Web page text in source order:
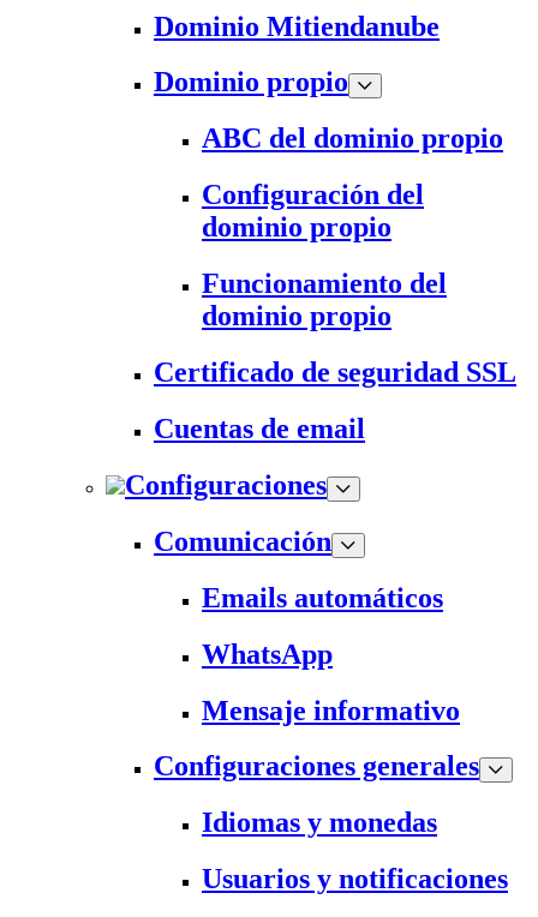
Dominio Mitiendanube
Dominio propio
ABC del dominio propio
Configuración del
dominio propio
Funcionamiento del
dominio propio
Certificado de seguridad SSL
Cuentas de email
Configuraciones
Comunicación
Emails automáticos
WhatsApp
Mensaje informativo
Configuraciones generales
Idiomas y monedas
Usuarios y notificaciones